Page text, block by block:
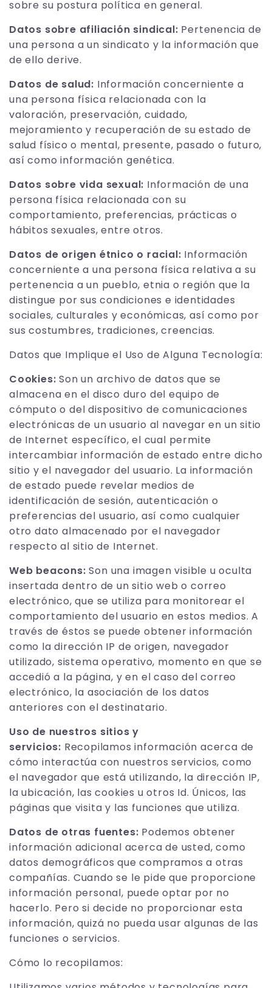
sobre su postura política en general.
Datos sobre afiliación sindical: Pertenencia de
una persona a un sindicato y la información que
de ello derive.
Datos de salud: Información concerniente a
una persona física relacionada con la
valoración, preservación, cuidado,
mejoramiento y recuperación de su estado de
salud físico o mental, presente, pasado o futuro,
así como información genética.
Datos sobre vida sexual: Información de una
persona física relacionada con su
comportamiento, preferencias, prácticas o
hábitos sexuales, entre otros.
Datos de origen étnico o racial: Información
concerniente a una persona física relativa a su
pertenencia a un pueblo, etnia o región que la
distingue por sus condiciones e identidades
sociales, culturales y económicas, así como por
sus costumbres, tradiciones, creencias.
Datos que Implique el Uso de Alguna Tecnología:
Cookies: Son un archivo de datos que se
almacena en el disco duro del equipo de
cómputo o del dispositivo de comunicaciones
electrónicas de un usuario al navegar en un sitio
de Internet específico, el cual permite
intercambiar información de estado entre dicho
sitio y el navegador del usuario. La información
de estado puede revelar medios de
identificación de sesión, autenticación o
preferencias del usuario, así como cualquier
otro dato almacenado por el navegador
respecto al sitio de Internet.
Web beacons: Son una imagen visible u oculta
insertada dentro de un sitio web o correo
electrónico, que se utiliza para monitorear el
comportamiento del usuario en estos medios. A
través de éstos se puede obtener información
como la dirección IP de origen, navegador
utilizado, sistema operativo, momento en que se
accedió a la página, y en el caso del correo
electrónico, la asociación de los datos
anteriores con el destinatario.
Uso de nuestros sitios y
servicios: Recopilamos información acerca de
cómo interactúa con nuestros servicios, como
el navegador que está utilizando, la dirección IP,
la ubicación, las cookies u otros Id. Únicos, las
páginas que visita y las funciones que utiliza.
Datos de otras fuentes: Podemos obtener
información adicional acerca de usted, como
datos demográficos que compramos a otras
compañías. Cuando se le pide que proporcione
información personal, puede optar por no
hacerlo. Pero si decide no proporcionar esta
información, quizá no pueda usar algunas de las
funciones o servicios.
Cómo lo recopilamos: